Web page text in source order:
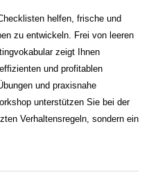
helfen, frische und
zu entwickeln. Frei von leeren
zeigt Ihnen
und profitablen
und praxisnahe
unterstützen Sie bei der
Verhaltensregeln, sondern ein